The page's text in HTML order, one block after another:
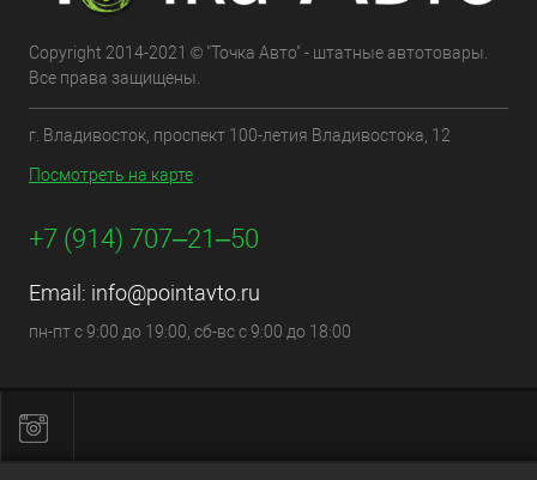
Copyright 2014-2021 © "Точка Авто" - штатные автотовары.
Все права защищены.
г. Владивосток, проспект 100-летия Владивостока, 12
Посмотреть на карте
+7 (914) 707‒21‒50
Email: info@pointavto.ru
пн-пт с 9:00 до 19:00, сб-вс с 9:00 до 18:00